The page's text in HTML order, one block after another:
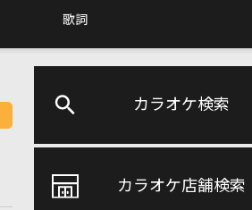
歌詞
カラオケ検索
カラオケ店舗検索